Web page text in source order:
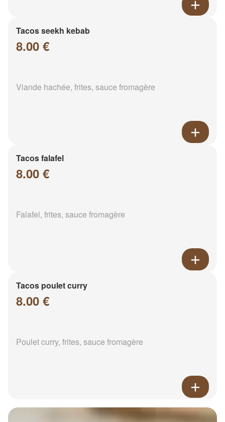
Tacos seekh kebab
8.00 €
Viande hachée, frites, sauce fromagère
Tacos falafel
8.00 €
Falafel, frites, sauce fromagère
Tacos poulet curry
8.00 €
Poulet curry, frites, sauce fromagère